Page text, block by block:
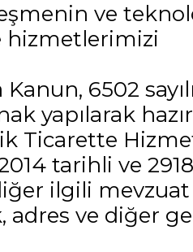
ve
hizmetlerimizi
6502
yapılarak
Ticarette
tarihli ve
ilgili mevzuat
ve diğer